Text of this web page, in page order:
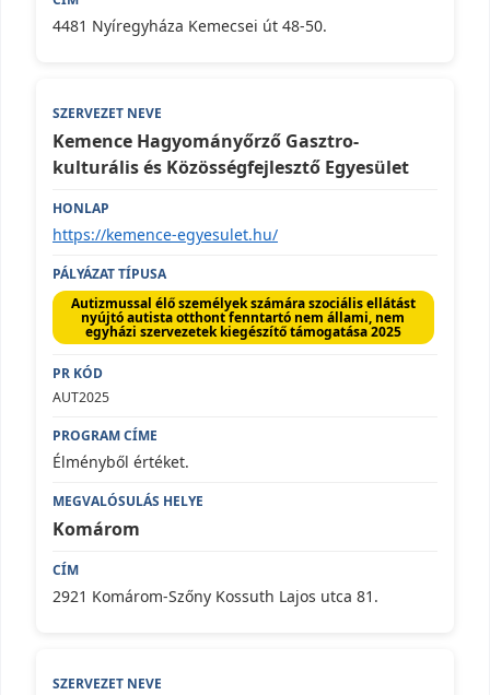
4481 Nyíregyháza Kemecsei út 48-50.
Kemence Hagyományőrző Gasztro-
kulturális és Közösségfejlesztő Egyesület
https://kemence-egyesulet.hu/
Autizmussal élő személyek számára szociális ellátást
nyújtó autista otthont fenntartó nem állami, nem
egyházi szervezetek kiegészítő támogatása 2025
AUT2025
Élményből értéket.
Komárom
2921 Komárom-Szőny Kossuth Lajos utca 81.